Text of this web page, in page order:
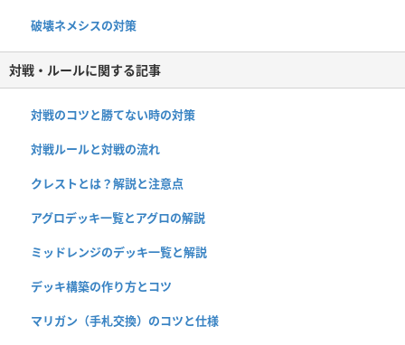
破壊ネメシスの対策
対戦・ルールに関する記事
対戦のコツと勝てない時の対策
対戦ルールと対戦の流れ
クレストとは？解説と注意点
アグロデッキ一覧とアグロの解説
ミッドレンジのデッキ一覧と解説
デッキ構築の作り方とコツ
マリガン（手札交換）のコツと仕様